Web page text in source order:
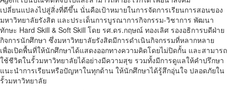
เปลี่ยนแปลงไปสู่สิ่งที่ดีขึ้น นั่นคือเป้าหมายในการจัดการเรียนการสอนของ
มหาวิทยาลัยรังสิต และประเด็นการบูรณาการกิจกรรม-วิชาการ พัฒนา
ทักษะ Hard Skill & Soft Skill โดย รศ.ดร.กฤษณ์ ทองเลิศ รองอธิการบดีฝ่าย
กิจการนักศึกษา ซึ่งมหาวิทยาลัยรังสิตมีการดำเนินกิจกรรมที่หลากหลาย
เพื่อเปิดพื้นที่ให้นักศึกษาได้แสดงออกทางความคิดโดยไม่ปิดกั้น และสามารถ
ใช้ชีวิตในรั้วมหาวิทยาลัยได้อย่างมีความสุข รวมทั้งมีการดูแลให้คำปรึกษา
แนะนำการเรียนหรือปัญหาในทุกด้าน ให้นักศึกษาได้รู้สึกอุ่นใจ ปลอดภัยใน
รั้วมหาวิทยาลัย